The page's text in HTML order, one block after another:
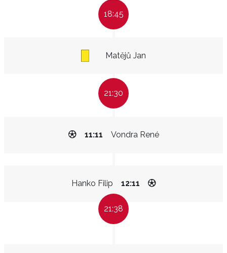
18:45
Matějů Jan
21:30
Vondra René
11:11
Hanko Filip 12:11
21:38